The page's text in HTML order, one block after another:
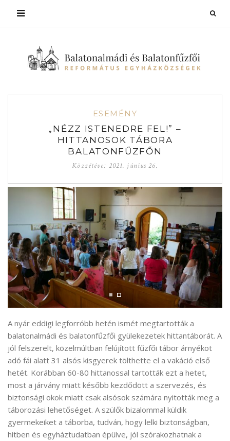
ESEMÉNY
„NÉZZ ISTENEDRE FEL!” –
HITTANOSOK TÁBORA
BALATONFŰZFŐN
Közzétéve: 2021. június 26.
A nyár eddigi legforróbb hetén ismét megtartották a
balatonalmádi és balatonfűzfői gyülekezetek hittantáborát. A
jól felszerelt, közelmúltban felújított fűzfői tábor árnyékot
adó fái alatt 31 alsós kisgyerek tölthette el a vakáció első
hetét. Korábban 60-80 hittanossal tartották ezt a hetet,
most a járvány miatt később kezdődött a szervezés, és
biztonsági okok miatt csak alsósok számára nyitották meg a
táborozási lehetőséget. A szülők bizalommal küldik
gyermekeiket a táborba, tudván, hogy lelki biztonságban,
hitben és egyháztudatban épülve, jól szórakozhatnak a